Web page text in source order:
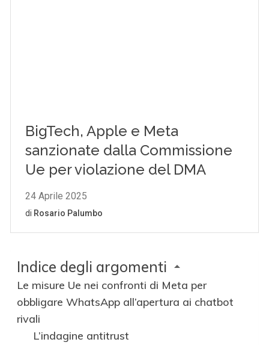
Indice degli argomenti
Le misure Ue nei confronti di Meta per
obbligare WhatsApp all’apertura ai chatbot
rivali
L’indagine antitrust